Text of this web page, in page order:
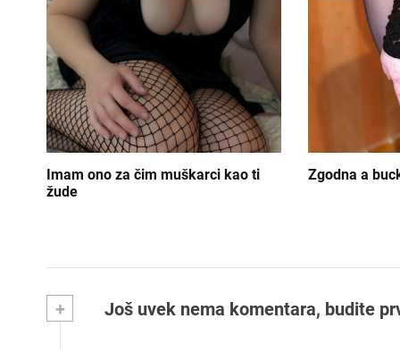
a
n
j
e
č
n
k
Imam ono za čim muškarci kao ti
žude
Zgodna a
+ Još uvek nema komentara, budite